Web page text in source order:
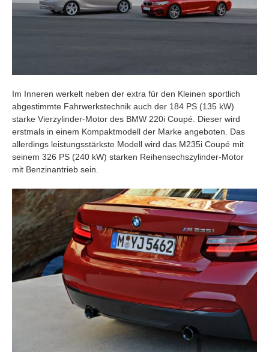
Im Inneren werkelt neben der extra für den Kleinen sportlich
abgestimmte Fahrwerkstechnik auch der 184 PS (135 kW)
starke Vierzylinder-Motor des BMW 220i Coupé. Dieser wird
erstmals in einem Kompaktmodell der Marke angeboten. Das
allerdings leistungsstärkste Modell wird das M235i Coupé mit
seinem 326 PS (240 kW) starken Reihensechszylinder-Motor
mit Benzinantrieb sein.